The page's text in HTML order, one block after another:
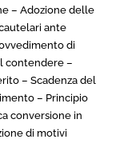
– Adozione delle
ante
di
contendere –
– Scadenza del
– Principio
conversione in
di motivi